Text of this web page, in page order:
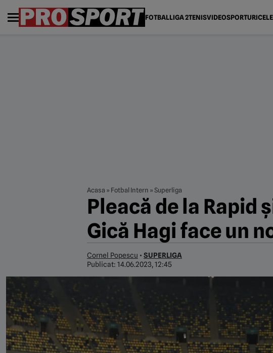
FOTBALLIGA 2TENISVIDEOSPORTURI
Acasa » Fotbal Intern »Superliga
Pleacă de la Rapid
Gică Hagi face un
Cornel Popescu • SUPERLIGA
Publicat: 14.06.2023, 12:45